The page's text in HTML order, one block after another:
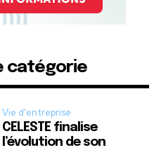
catégorie
Vie d'entreprise
CELESTE finalise
l’évolution de son